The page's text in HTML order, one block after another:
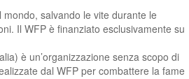
salvando le vite durante le
Il WFP è finanziato esclusivamente su
è un’organizzazione senza scopo di
dal WFP per combattere la fame